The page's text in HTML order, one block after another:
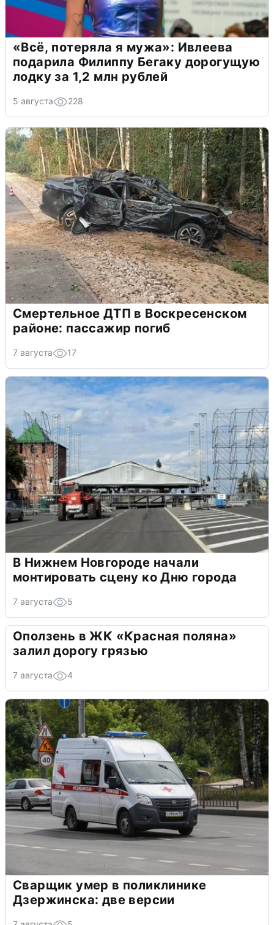
«Всё, потеряла я мужа»: Ивлеева
подарила Филиппу Бегаку дорогущую
лодку за 1,2 млн рублей
5 августа 228
Смертельное ДТП в Воскресенском
районе: пассажир погиб
7 августа 17
В Нижнем Новгороде начали
монтировать сцену ко Дню города
7 августа 5
Оползень в ЖК «Красная поляна»
залил дорогу грязью
7 августа 4
Сварщик умер в поликлинике
Дзержинска: две версии